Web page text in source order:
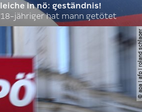
leiche in nö: geständnis!
18-jähriger hat mann getötet
© apa | afp |